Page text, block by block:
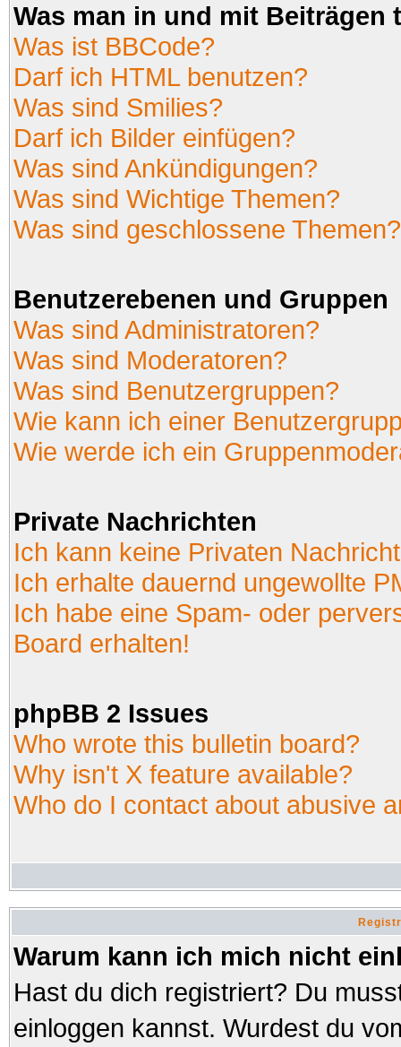
Was man in und mit Beiträgen
Was ist BBCode?
Darf ich HTML benutzen?
Was sind Smilies?
Darf ich Bilder einfügen?
Was sind Ankündigungen?
Was sind Wichtige Themen?
Was sind geschlossene Themen?
Benutzerebenen und Gruppen
Was sind Administratoren?
Was sind Moderatoren?
Was sind Benutzergruppen?
Wie kann ich einer
Wie werde ich ein
Private Nachrichten
Ich kann keine Privaten
Ich erhalte dauernd ungewollte
Ich habe eine Spam- oder
Board erhalten!
phpBB 2 Issues
Who wrote this bulletin board?
Why isn't X feature available?
Who do I contact about abusive
Warum kann ich mich nicht
Hast du dich registriert? Du
einloggen kannst. Wurdest du